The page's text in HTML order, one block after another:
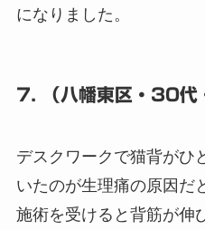
になりました。
7. （八幡東区・30代
デスクワークで猫背がひ
いたのが生理痛の原因だ
施術を受けると背筋が伸